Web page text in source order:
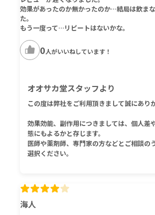
効果があったのか無かったのか…結局は飲ま
た。
もう一度って…リピートはないかな。
0人がいいねしています！
オオサカ堂スタッフより
この度は弊社をご利用頂きまして誠にあり
効果効能、副作用につきましては、個人差
態にもよるかと存じます。
医師や薬剤師、専門家の方などとご相談の
選択ください。
海人